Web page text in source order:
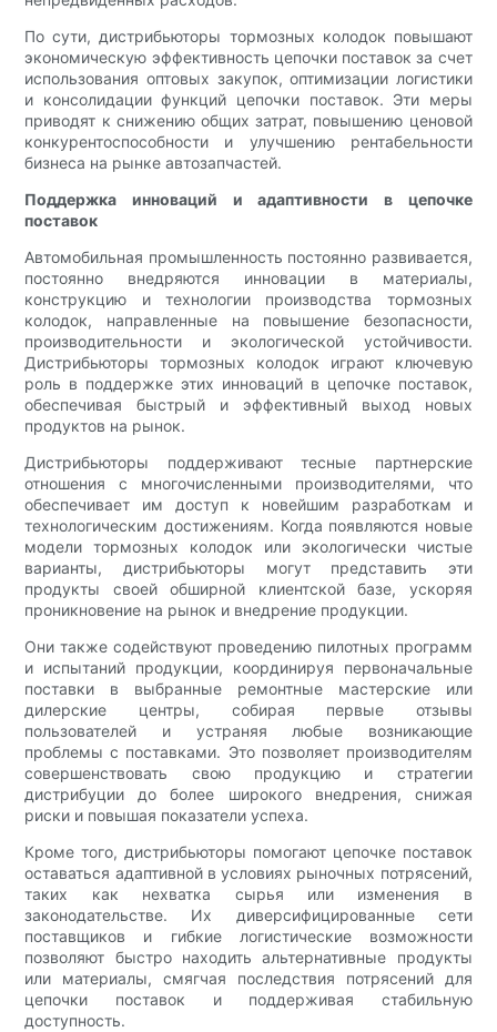
По сути, дистрибьюторы тормозных колодок повышают
экономическую эффективность цепочки поставок за счет
использования оптовых закупок, оптимизации логистики
и консолидации функций цепочки поставок. Эти меры
приводят к снижению общих затрат, повышению ценовой
конкурентоспособности и улучшению рентабельности
бизнеса на рынке автозапчастей.
Поддержка инноваций и адаптивности в цепочке
поставок
Автомобильная промышленность постоянно развивается,
постоянно внедряются инновации в материалы,
конструкцию и технологии производства тормозных
колодок, направленные на повышение безопасности,
производительности и экологической устойчивости.
Дистрибьюторы тормозных колодок играют ключевую
роль в поддержке этих инноваций в цепочке поставок,
обеспечивая быстрый и эффективный выход новых
продуктов на рынок.
Дистрибьюторы поддерживают тесные партнерские
отношения с многочисленными производителями, что
обеспечивает им доступ к новейшим разработкам и
технологическим достижениям. Когда появляются новые
модели тормозных колодок или экологически чистые
варианты, дистрибьюторы могут представить эти
продукты своей обширной клиентской базе, ускоряя
проникновение на рынок и внедрение продукции.
Они также содействуют проведению пилотных программ
и испытаний продукции, координируя первоначальные
поставки в выбранные ремонтные мастерские или
дилерские центры, собирая первые отзывы
пользователей и устраняя любые возникающие
проблемы с поставками. Это позволяет производителям
совершенствовать свою продукцию и стратегии
дистрибуции до более широкого внедрения, снижая
риски и повышая показатели успеха.
Кроме того, дистрибьюторы помогают цепочке поставок
оставаться адаптивной в условиях рыночных потрясений,
таких как нехватка сырья или изменения в
законодательстве. Их диверсифицированные сети
поставщиков и гибкие логистические возможности
позволяют быстро находить альтернативные продукты
или материалы, смягчая последствия потрясений для
цепочки поставок и поддерживая стабильную
доступность.